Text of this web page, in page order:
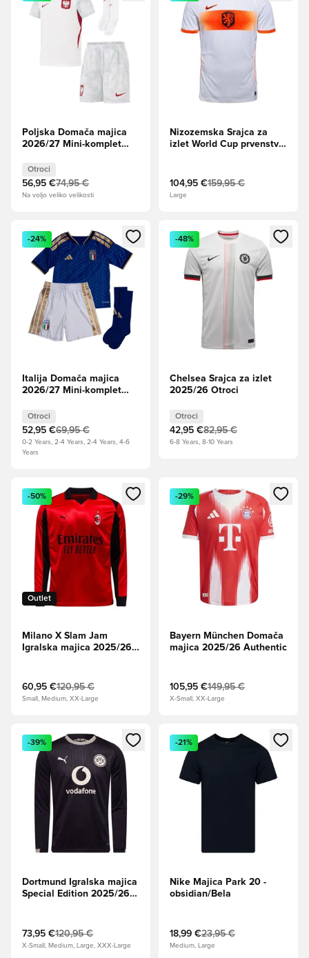
Poljska Domača majica
2026/27 Mini-komplet
Otroci
56,95 €74,95 €
Na voljo veliko velikosti
Nizozemska Srajca za
izlet World Cup prvenstvo
104,95 €159,95 €
Large
Odpre Modal za prijavo ali vpis kot član
-24%
Italija Domača majica
2026/27 Mini-komplet
Otroci
52,95 €69,95 €
0-2 Years, 2-4 Years, 2-4 Years, 4-6
Years
Odpre Modal za prijavo ali
-48%
Chelsea Srajca za izlet
2025/26 Otroci
Otroci
42,95 €82,95 €
6-8 Years, 8-10 Years
Odpre Modal za prijavo ali vpis kot član
Outlet
-50%
Milano X Slam Jam
Igralska majica 2025/26
60,95 €120,95 €
Small, Medium, XX-Large
Odpre Modal za prijavo ali
-29%
Bayern München Domača
majica 2025/26 Authentic
105,95 €149,95 €
X-Small, XX-Large
Odpre Modal za prijavo ali vpis kot član
-39%
Dortmund Igralska majica
Special Edition 2025/26
73,95 €120,95 €
X-Small, Medium, Large, XXX-Large
Odpre Modal za prijavo ali
-21%
Nike Majica Park 20 -
obsidian/Bela
18,99 €23,95 €
Medium, Large